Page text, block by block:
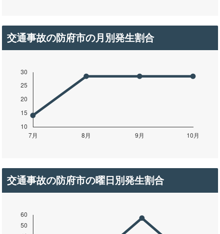
交通事故の防府市の月別発生割合
交通事故の防府市の曜日別発生割合